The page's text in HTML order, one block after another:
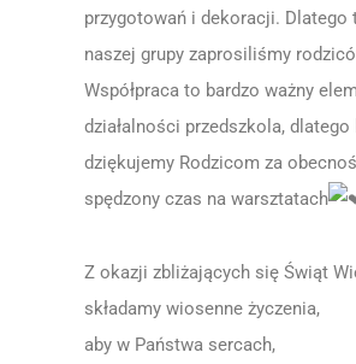
przygotowań i dekoracji. Dlatego
naszej grupy zaprosiliśmy
Współpraca to bardzo ważny
działalności przedszkola, dlatego
dziękujemy Rodzicom za
spędzony czas na warsztatach
Z okazji zbliżających się Świąt
składamy wiosenne życzenia,
aby w Państwa sercach,